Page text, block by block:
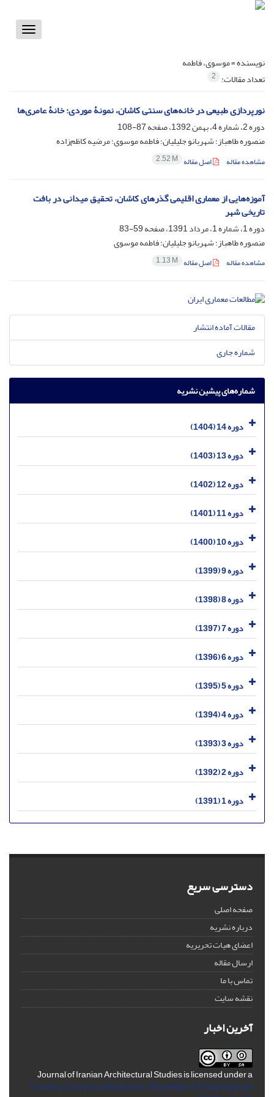
Toggle
نویسنده =موسوی، فاطمه
تعداد مقالات: 2
نورپردازی طبیعی در خانه‌های سنتی کاشان، نمونۀ موردی: خانۀ عامری‌ها
دوره 2، شماره 4، بهمن 1392، صفحه
87-108
منصوره طاهباز؛ شهربانو جلیلیان؛ فاطمه موسوی؛ مرضیه کاظم‌زاده
مشاهده مقاله اصل مقاله 2.52 M
آموزه‌هایی از معماری اقلیمی گذرهای کاشان، تحقیق میدانی در بافت
تاریخی شهر
دوره 1، شماره 1، مرداد 1391، صفحه
59-83
منصوره طاهباز؛ شهربانو جلیلیان؛ فاطمه موسوی
مشاهده مقاله اصل مقاله 1.13 M
مقالات آماده انتشار
شماره جاری
شماره‌های پیشین نشریه
دوره 14 (1404)
دوره 13 (1403)
دوره 12 (1402)
دوره 11 (1401)
دوره 10 (1400)
دوره 9 (1399)
دوره 8 (1398)
دوره 7 (1397)
دوره 6 (1396)
دوره 5 (1395)
دوره 4 (1394)
دوره 3 (1393)
دوره 2 (1392)
دوره 1 (1391)
دسترسی سریع
صفحه اصلی
درباره نشریه
اعضای هیات تحریریه
ارسال مقاله
تماس با ما
نقشه سایت
آخرین اخبار
Journal of Iranian Architectural Studies is licensed under a
Creative Commons Attribution-ShareAlike 4.0 International